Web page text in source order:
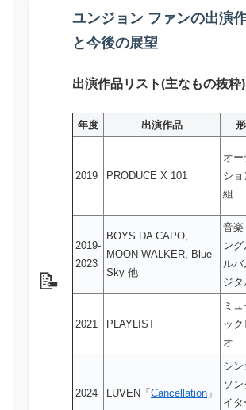
📝
ユンジョン ファンの出演
と今後の展望
出演作品リスト(主なもの抜粋)
年度 出演作品
2019 PRODUCE X 101
オー
ショ
組
2019-
2023
BOYS DA CAPO,
MOON WALKER, Blue
Sky 他
音楽
ング
ル
ジタ
2021 PLAYLIST
ミ
ッ
オ
2024 LUVEN「 Cancellation 」
シン
ソン
イタ